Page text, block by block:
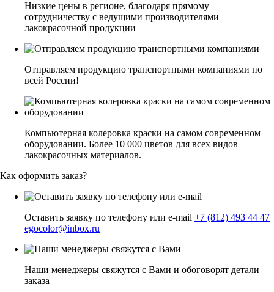
Низкие цены в регионе, благодаря прямому
сотрудничеству с ведущими производителями
лакокрасочной продукции
Отправляем продукцию транспортными компаниями по
всей России!
Компьютерная колеровка краски на самом современном
оборудовании. Более 10 000 цветов для всех видов
лакокрасочных материалов.
Как оформить заказ?
Оставить заявку по телефону или e-mail +7 (812) 493 44 47
egocolor@inbox.ru
Наши менеджеры свяжутся с Вами и обоговорят детали
заказа